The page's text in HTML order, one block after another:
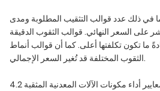
في ذلك عدد قوالب التثقيب المطلوبة ومدى
على السعر النهائي. قوالب الثقوب الدقيقة
ما تكون تكلفتها أعلى. كما أن قوالب أنماط
الثقوب المختلفة قد تُغير السعر الإجمالي.
معايير أداء مكونات الآلات المعدنية المثقبة